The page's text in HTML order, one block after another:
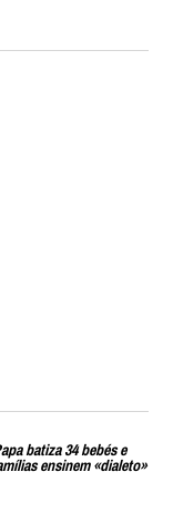
batiza 34 bebés e
ensinem «dialeto»